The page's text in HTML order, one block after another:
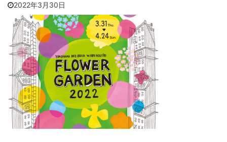
2022年3月30日